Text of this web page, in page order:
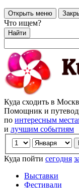
Открыть меню
Что ищем?
Найти
Куда сходить в
Помощник и
по интересным
и лучшим событиям
Куда пойти сегодня
Выставки
Фестивали